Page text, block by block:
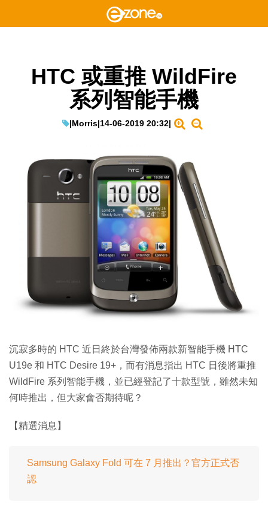
HTC 或重推 WildFire
系列智能手機
|Morris|14-06-2019 20:32|
沉寂多時的 HTC 近日終於台灣發佈兩款新智能手機 HTC
U19e 和 HTC Desire 19+，而有消息指出 HTC 日後將重推
WildFire 系列智能手機，並已經登記了十款型號，雖然未知
何時推出，但大家會否期待呢？
【精選消息】
Samsung Galaxy Fold 可在 7 月推出？官方正式否
認